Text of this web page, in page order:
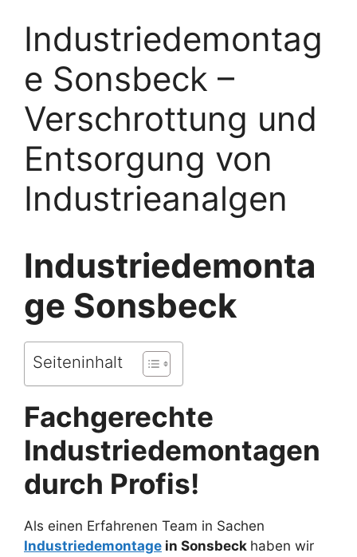
Industriedemontag
e Sonsbeck –
Verschrottung und
Entsorgung von
Industrieanalgen
Industriedemonta
ge Sonsbeck
Seiteninhalt
Fachgerechte
Industriedemontagen
durch Profis!
Als einen Erfahrenen Team in Sachen
Industriedemontage in Sonsbeck haben wir